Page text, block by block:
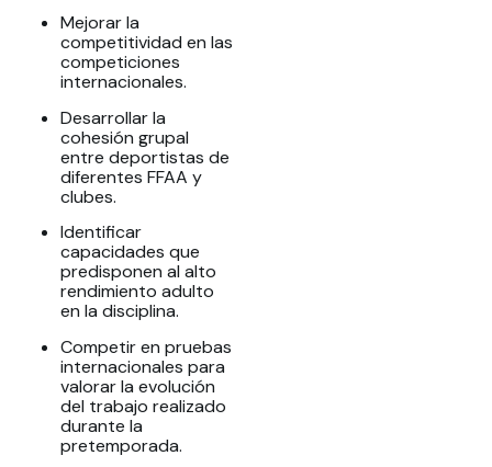
Mejorar la
competitividad en las
competiciones
internacionales.
Desarrollar la
cohesión grupal
entre deportistas de
diferentes FFAA y
clubes.
Identificar
capacidades que
predisponen al alto
rendimiento adulto
en la disciplina.
Competir en pruebas
internacionales para
valorar la evolución
del trabajo realizado
durante la
pretemporada.